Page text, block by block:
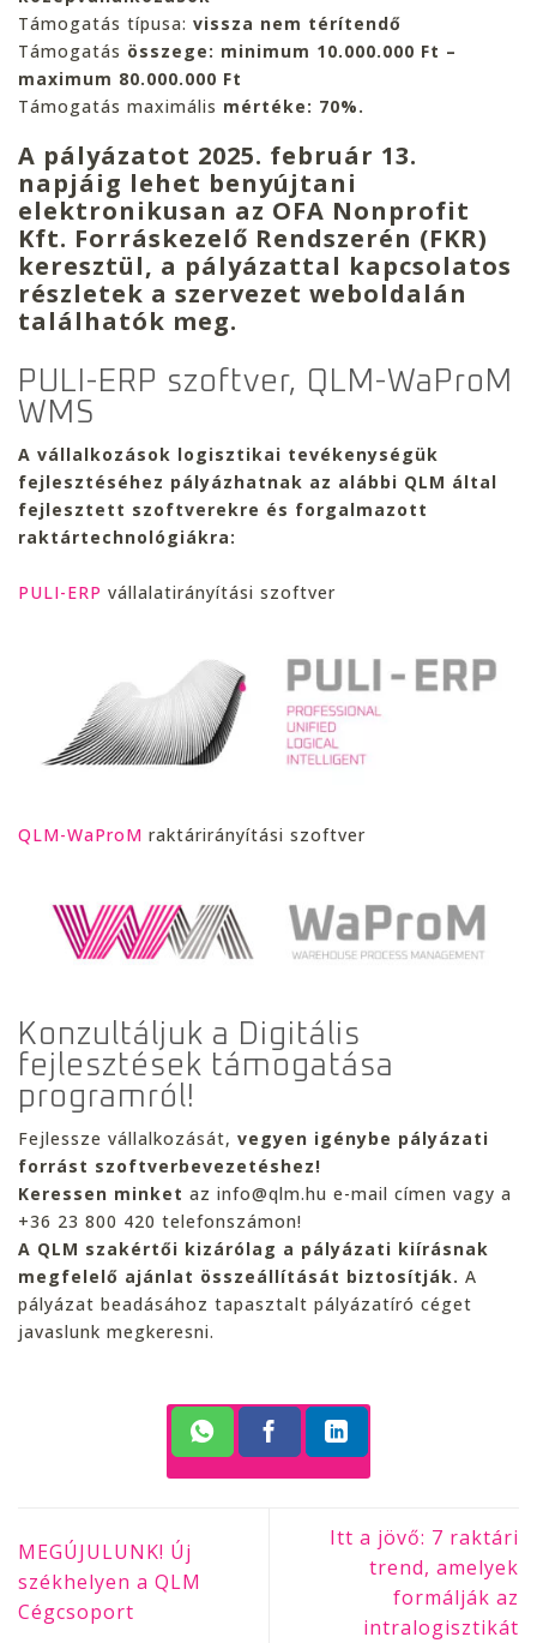
Támogatás típusa: vissza nem térítendő
Támogatás összege: minimum 10.000.000 Ft –
maximum 80.000.000 Ft
Támogatás maximális mértéke: 70%.
A pályázatot 2025. február 13.
napjáig lehet benyújtani
elektronikusan az OFA Nonprofit
Kft. Forráskezelő Rendszerén (FKR)
keresztül, a pályázattal kapcsolatos
részletek a szervezet weboldalán
találhatók meg.
PULI-ERP szoftver, QLM-WaProM
WMS
A vállalkozások logisztikai tevékenységük
fejlesztéséhez pályázhatnak az alábbi QLM által
fejlesztett szoftverekre és forgalmazott
raktártechnológiákra:
PULI-ERP vállalatirányítási szoftver
QLM-WaProM raktárirányítási szoftver
Konzultáljuk a Digitális
fejlesztések támogatása
programról!
Fejlessze vállalkozását, vegyen igénybe pályázati
forrást szoftverbevezetéshez!
Keressen minket az info@qlm.hu e-mail címen vagy a
+36 23 800 420 telefonszámon!
A QLM szakértői kizárólag a pályázati kiírásnak
megfelelő ajánlat összeállítását biztosítják. A
pályázat beadásához tapasztalt pályázatíró céget
javaslunk megkeresni.
MEGÚJULUNK! Új
székhelyen a QLM
Cégcsoport
Itt a jövő: 7 raktári
trend, amelyek
formálják az
intralogisztikát